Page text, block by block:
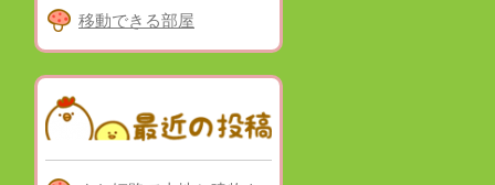
移動できる部屋